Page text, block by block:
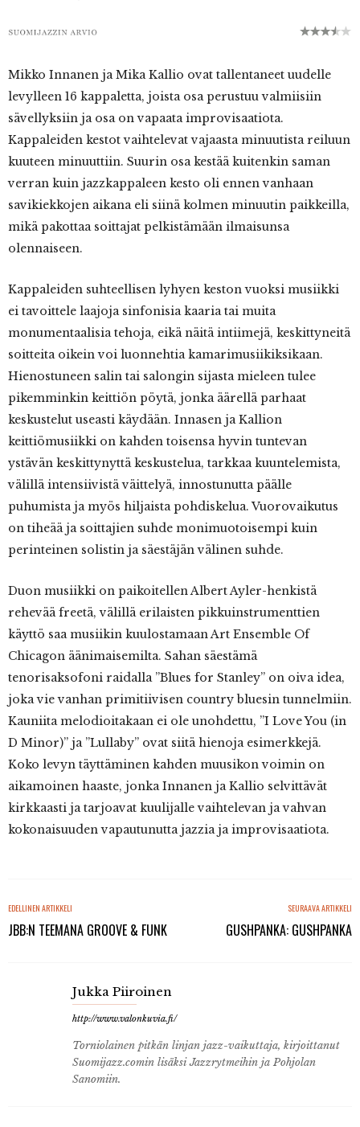
Mikko Innanen ja Mika Kallio ovat tallentaneet uudelle
levylleen 16 kappaletta, joista osa perustuu valmiisiin
sävellyksiin ja osa on vapaata improvisaatiota.
Kappaleiden kestot vaihtelevat vajaasta minuutista reiluun
kuuteen minuuttiin. Suurin osa kestää kuitenkin saman
verran kuin jazzkappaleen kesto oli ennen vanhaan
savikiekkojen aikana eli siinä kolmen minuutin paikkeilla,
mikä pakottaa soittajat pelkistämään ilmaisunsa
olennaiseen.
Kappaleiden suhteellisen lyhyen keston vuoksi musiikki
ei tavoittele laajoja sinfonisia kaaria tai muita
monumentaalisia tehoja, eikä näitä intiimejä, keskittyneitä
soitteita oikein voi luonnehtia kamarimusiikiksikaan.
Hienostuneen salin tai salongin sijasta mieleen tulee
pikemminkin keittiön pöytä, jonka äärellä parhaat
keskustelut useasti käydään. Innasen ja Kallion
keittiömusiikki on kahden toisensa hyvin tuntevan
ystävän keskittynyttä keskustelua, tarkkaa kuuntelemista,
välillä intensiivistä väittelyä, innostunutta päälle
puhumista ja myös hiljaista pohdiskelua. Vuorovaikutus
on tiheää ja soittajien suhde monimuotoisempi kuin
perinteinen solistin ja säestäjän välinen suhde.
Duon musiikki on paikoitellen Albert Ayler-henkistä
rehevää freetä, välillä erilaisten pikkuinstrumenttien
käyttö saa musiikin kuulostamaan Art Ensemble Of
Chicagon äänimaisemilta. Sahan säestämä
tenorisaksofoni raidalla ”Blues for Stanley” on oiva idea,
joka vie vanhan primitiivisen country bluesin tunnelmiin.
Kauniita melodioitakaan ei ole unohdettu, ”I Love You (in
D Minor)” ja ”Lullaby” ovat siitä hienoja esimerkkejä.
Koko levyn täyttäminen kahden muusikon voimin on
aikamoinen haaste, jonka Innanen ja Kallio selvittävät
kirkkaasti ja tarjoavat kuulijalle vaihtelevan ja vahvan
kokonaisuuden vapautunutta jazzia ja improvisaatiota.
EDELLINEN ARTIKKELI
JBB:N TEEMANA GROOVE & FUNK
SEURAAVA ARTIKKELI
GUSHPANKA: GUSHPANKA
Jukka Piiroinen
http://www.valonkuvia.fi/
Torniolainen pitkän linjan jazz-vaikuttaja, kirjoittanut
Suomijazz.comin lisäksi Jazzrytmeihin ja Pohjolan
Sanomiin.